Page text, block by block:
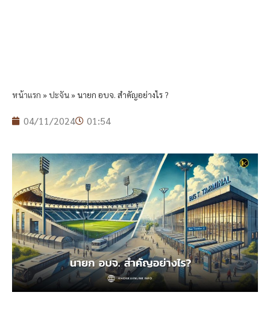
หน้าแรก » ปะจัน» นายก อบจ. สำคัญอย่างไร ?
04/11/2024 01:54